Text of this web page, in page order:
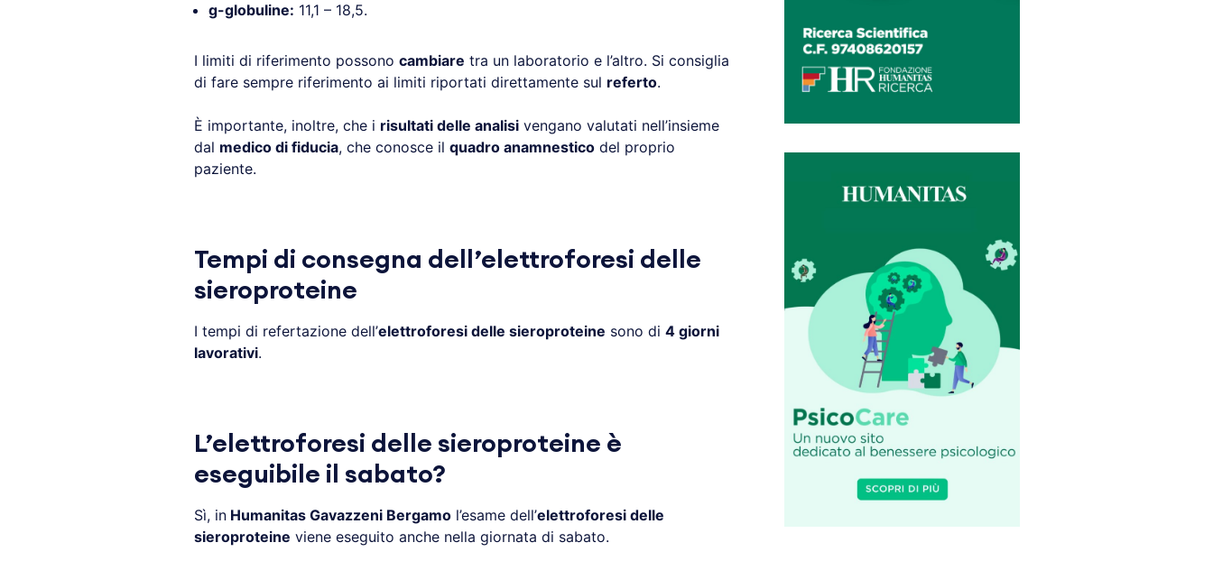
g-globuline: 11,1 – 18,5.
I limiti di riferimento possono cambiare tra un laboratorio e l’altro. Si consiglia
di fare sempre riferimento ai limiti riportati direttamente sul referto.
È importante, inoltre, che i risultati delle analisivengano valutati nell’insieme
dal medico di fiducia, che conosce il quadro anamnesticodel proprio
paziente.
Tempi di consegna dell’elettroforesi delle
sieroproteine
I tempi di refertazione dell’elettroforesi delle sieroproteine sono di 4 giorni
lavorativi.
L’elettroforesi delle sieroproteine è
eseguibile il sabato?
Sì, inHumanitas Gavazzeni Bergamol’esame dell’elettroforesi delle
sieroproteine viene eseguito anche nella giornata di sabato.